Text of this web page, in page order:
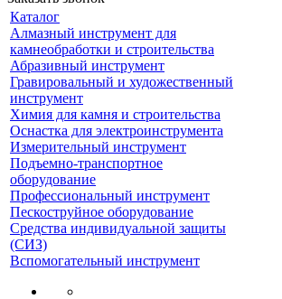
Каталог
Алмазный инструмент для
камнеобработки и строительства
Абразивный инструмент
Гравировальный и художественный
инструмент
Химия для камня и строительства
Оснастка для электроинструмента
Измерительный инструмент
Подъемно-транспортное
оборудование
Профессиональный инструмент
Пескоструйное оборудование
Средства индивидуальной защиты
(СИЗ)
Вспомогательный инструмент